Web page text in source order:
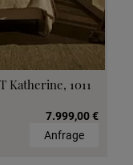
Katherine, 1011
7.999,00 €
Anfrage